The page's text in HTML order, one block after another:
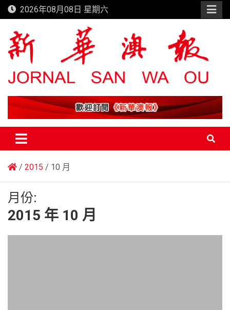
Skip
to
content
2026年08月08日 星期六
新華澳報
2015 10 月
月份:
2015 年 10 月